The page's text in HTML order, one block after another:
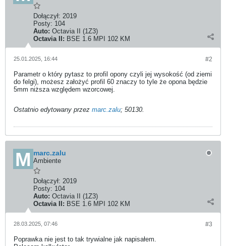
Dołączył: 2019
Posty: 104
Auto: Octavia II (1Z3)
Octavia II: BSE 1.6 MPI 102 KM
#2
25.01.2025, 16:44
Parametr o który pytasz to profil opony czyli jej wysokość (od ziemi
do felgi), możesz założyć profil 60 znaczy to tyle że opona będzie
5mm niższa względem wzorcowej.
Ostatnio edytowany przez marc.zalu; 50130.
marc.zalu
Ambiente
Dołączył: 2019
Posty: 104
Auto: Octavia II (1Z3)
Octavia II: BSE 1.6 MPI 102 KM
#3
28.03.2025, 07:46
Poprawka nie jest to tak trywialne jak napisałem.